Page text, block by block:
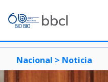
Nacional > Noticia